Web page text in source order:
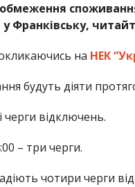
Франківську,
на НЕК
будуть діяти
черги відключень.
– три черги.
чотири черги